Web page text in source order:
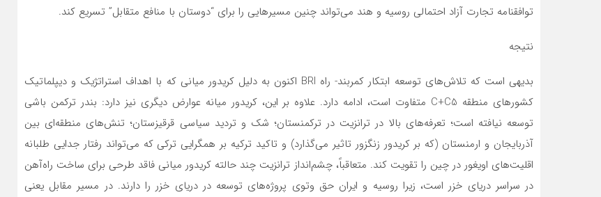
توافقنامه تجارت آزاد احتمالی روسیه و هند می‌تواند چنین مسیرهایی را برای “دوستان با منافع متقابل” تسریع کند.
نتیجه
بدیهی است که تلاش‌های توسعه ابتکار کمربند- راه BRI اکنون به دلیل کریدور میانی که با اهداف استراتژیک و دیپلماتیک
کشورهای منطقه C+C5 متفاوت است، ادامه دارد. علاوه بر این، کریدور میانه عوارض دیگری نیز دارد: بندر ترکمن باشی
توسعه نیافته است؛ تعرفه‌های بالا در ترانزیت در ترکمنستان؛ شک و تردید سیاسی قرقیزستان؛ تنش‌های منطقه‌ای بین
آذربایجان و ارمنستان (که بر کریدور زنگزور تاثیر می‌گذارد) و تاکید ترکیه بر همگرایی ترکی که می‌تواند رفتار جدایی طلبانه
اقلیت‌های اویغور در چین را تقویت کند. متعاقباً، چشم‌انداز ترانزیت چند حالته کریدور میانی فاقد طرحی برای ساخت راه‌آهن
در سراسر دریای خزر است، زیرا روسیه و ایران حق وتوی پروژه‌های توسعه در دریای خزر را دارند. در مسیر مقابل یعنی